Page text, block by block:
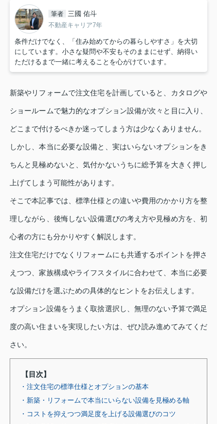
筆者 三國 佑斗
不動産キャリア7年
条件だけでなく、「住み始めてからの暮らしやすさ」を大切
にしています。小さな疑問や不安もそのままにせず、納得い
ただけるまで一緒に考えることを心がけています。
新築やリフォームで注文住宅を計画していると、カタログや
ショールームで魅力的なオプション設備が次々と目に入り、
どこまで付けるべきか迷ってしまう方は少なくありません。
しかし、本当に必要な設備と、実はいらないオプションをき
ちんと見極めないと、気付かないうちに総予算を大きく押し
上げてしまう可能性があります。
そこで本記事では、標準仕様との違いや費用のかかり方を整
理しながら、後悔しない設備選びの考え方や見極め方を、初
心者の方にも分かりやすく解説します。
注文住宅だけでなくリフォームにも共通するポイントを押さ
えつつ、家族構成やライフスタイルに合わせて、本当に必要
な設備だけを選ぶための具体的なヒントをお伝えします。
オプション設備をうまく取捨選択し、無理のない予算で満足
度の高い住まいを実現したい方は、ぜひ読み進めてみてくだ
さい。
【目次】
・注文住宅の標準仕様とオプションの基本
・新築・リフォームで本当にいらない設備を見極める軸
・コストを抑えつつ満足度を上げる設備選びのコツ